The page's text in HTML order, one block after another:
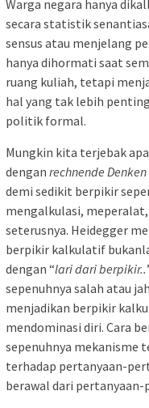
Warga negara hanya
secara statistik
sensus atau menjelang
hanya dihormati saat
ruang kuliah, tetapi
hal yang tak lebih
politik formal.
Mungkin kita terjebak
dengan rechnende Denken
demi sedikit berpikir
mengalkulasi,
seterusnya. Heidegger
berpikir kalkulatif
dengan “lari dari berpikir..
sepenuhnya salah atau
menjadikan berpikir
mendominasi diri. Cara
sepenuhnya mekanisme
terhadap pertanyaan-
berawal dari